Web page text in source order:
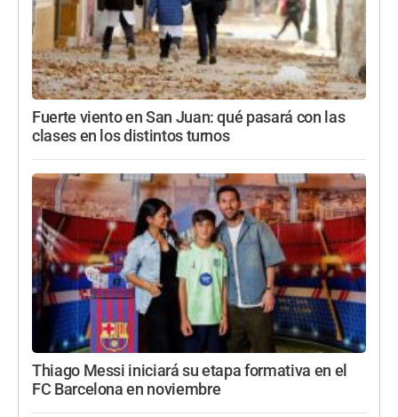
Fuerte viento en San Juan: qué pasará con las
clases en los distintos turnos
Thiago Messi iniciará su etapa formativa en el
FC Barcelona en noviembre